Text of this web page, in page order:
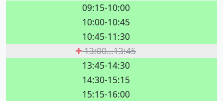
09:15-10:00
10:00-10:45
10:45-11:30
13:00…13:45
13:45-14:30
14:30-15:15
15:15-16:00